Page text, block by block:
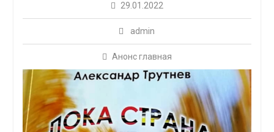
29.01.2022
admin
Анонс главная